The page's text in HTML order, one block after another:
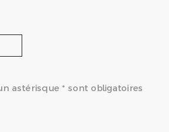
astérisque * sont obligatoires